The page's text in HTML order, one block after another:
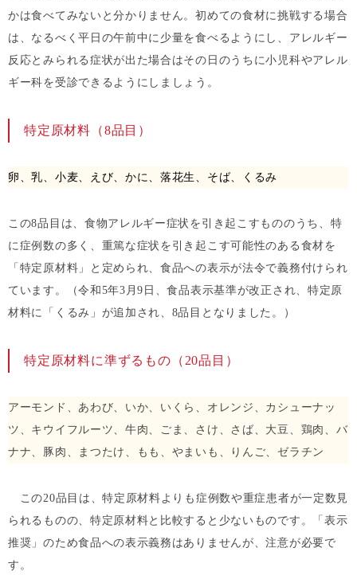
かは食べてみないと分かりません。初めての食材に挑戦する場合
は、なるべく平日の午前中に少量を食べるようにし、アレルギー
反応とみられる症状が出た場合はその日のうちに小児科やアレル
ギー科を受診できるようにしましょう。
特定原材料（8品目）
卵、乳、小麦、えび、かに、落花生、そば、くるみ
この8品目は、食物アレルギー症状を引き起こすもののうち、特
に症例数の多く、重篤な症状を引き起こす可能性のある食材を
「特定原材料」と定められ、食品への表示が法令で義務付けられ
ています。（令和5年3月9日、食品表示基準が改正され、特定原
材料に「くるみ」が追加され、8品目となりました。）
特定原材料に準ずるもの（20品目）
アーモンド、あわび、いか、いくら、オレンジ、カシューナッ
ツ、キウイフルーツ、牛肉、ごま、さけ、さば、大豆、鶏肉、バ
ナナ、豚肉、まつたけ、もも、やまいも、りんご、ゼラチン
この20品目は、特定原材料よりも症例数や重症患者が一定数見
られるものの、特定原材料と比較すると少ないものです。「表示
推奨」のため食品への表示義務はありませんが、注意が必要で
す。